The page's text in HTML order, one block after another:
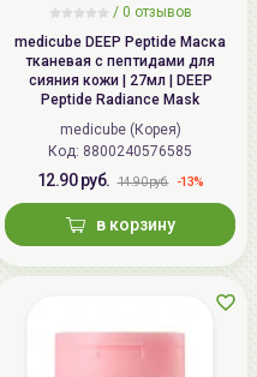
/ 0 отзывов
medicube DEEP Peptide Маска
тканевая с пептидами для
сияния кожи | 27мл | DEEP
Peptide Radiance Mask
medicube (Корея)
Код: 8800240576585
12.90 руб. 14.90 руб. -13%
в корзину